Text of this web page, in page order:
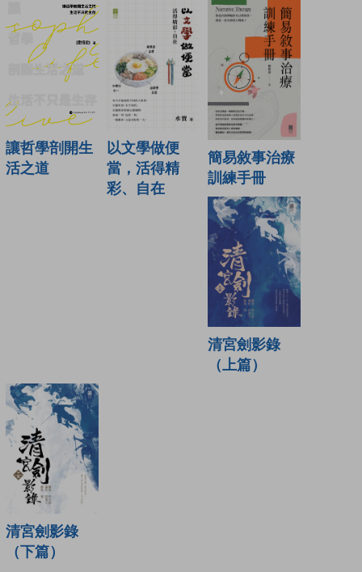
讓哲學剖開生
活之道
以文學做便
當，活得精
彩、自在
簡易敘事治療
訓練手冊
清宮劍影錄
（上篇）
清宮劍影錄
（下篇）